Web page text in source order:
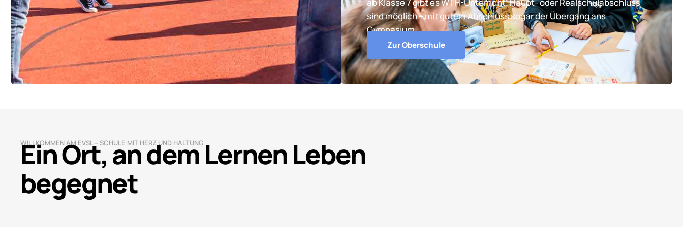
sind möglich – mit gutem Abschluss sogar der Übergang ans
Gymnasium.
Zur Oberschule
WILLKOMMEN AM EVSL – SCHULE MIT HERZ UND HALTUNG
Ein Ort, an dem Lernen Leben
begegnet